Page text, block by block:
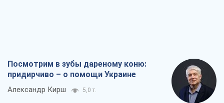
Посмотрим в зубы дареному коню:
придирчиво – о помощи Украине
Александр Кирш 5,0 т.